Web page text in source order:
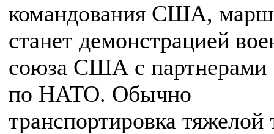
командования США,
станет демонстрацией
союза США с партнерами
по НАТО. Обычно
транспортировка тяжелой